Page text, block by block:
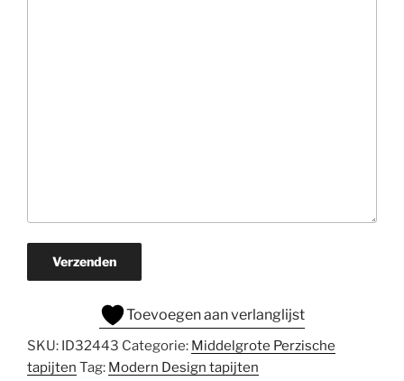
Verzenden
Toevoegen aan verlanglijst
SKU: ID32443 Categorie: Middelgrote Perzische
tapijten Tag: Modern Design tapijten